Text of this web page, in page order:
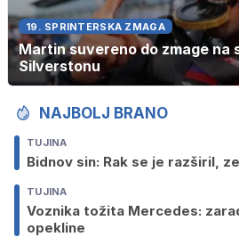
19. SPRINTERSKA ZMAGA
Martin suvereno do zmage na
Silverstonu
NAJBOLJ BRANO
TUJINA
Bidnov sin: Rak se je razširil,
TUJINA
Voznika tožita Mercedes:
opekline